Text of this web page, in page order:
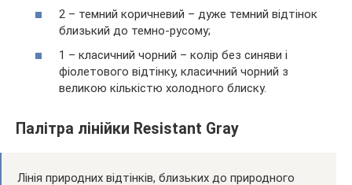
2 – темний коричневий – дуже темний відтінок
близький до темно-русому;
1 – класичний чорний – колір без синяви і
фіолетового відтінку, класичний чорний з
великою кількістю холодного блиску.
Палітра лінійки Resistant Gray
Лінія природних відтінків, близьких до природного